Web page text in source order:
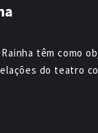
têm como
do teatro